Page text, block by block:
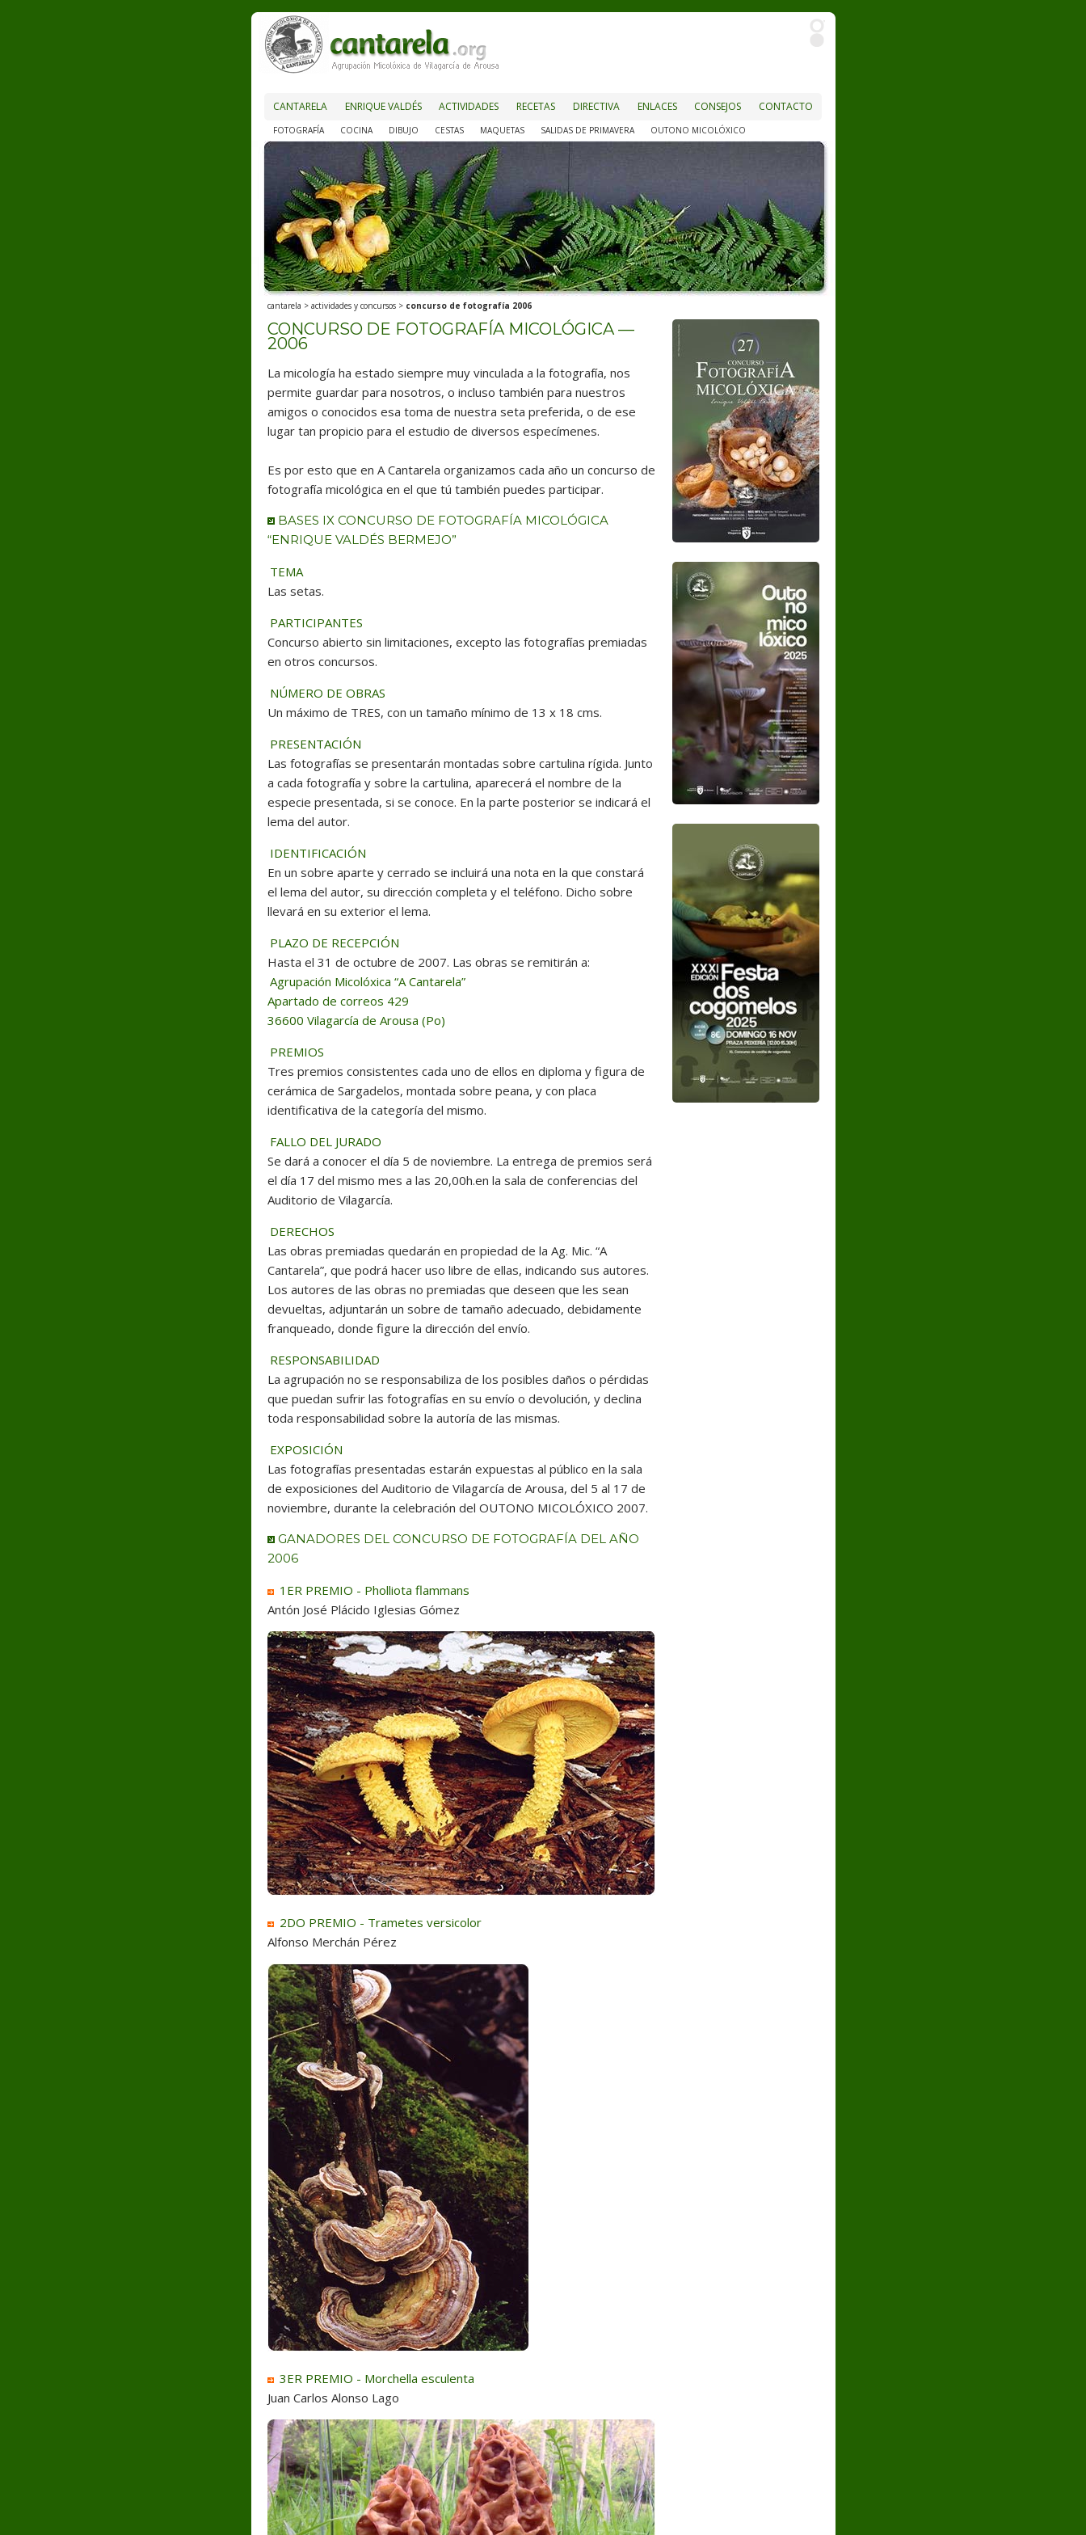
CANTARELA ENRIQUE VALDÉS ACTIVIDADES RECETAS DIRECTIVA ENLACES CONSEJOS CONTACTO
FOTOGRAFÍA COCINA DIBUJO CESTAS MAQUETAS SALIDAS DE PRIMAVERA OUTONO MICOLÓXICO
cantarela > actividades y concursos> concurso de fotografía 2006
CONCURSO DE FOTOGRAFÍA MICOLÓGICA —
2006
La micología ha estado siempre muy vinculada a la fotografía, nos
permite guardar para nosotros, o incluso también para nuestros
amigos o conocidos esa toma de nuestra seta preferida, o de ese
lugar tan propicio para el estudio de diversos especímenes.
Es por esto que en A Cantarela organizamos cada año un concurso de
fotografía micológica en el que tú también puedes participar.
BASES IX CONCURSO DE FOTOGRAFÍA MICOLÓGICA
“ENRIQUE VALDÉS BERMEJO”
TEMA
Las setas.
PARTICIPANTES
Concurso abierto sin limitaciones, excepto las fotografías premiadas
en otros concursos.
NÚMERO DE OBRAS
Un máximo de TRES, con un tamaño mínimo de 13 x 18 cms.
PRESENTACIÓN
Las fotografías se presentarán montadas sobre cartulina rígida. Junto
a cada fotografía y sobre la cartulina, aparecerá el nombre de la
especie presentada, si se conoce. En la parte posterior se indicará el
lema del autor.
IDENTIFICACIÓN
En un sobre aparte y cerrado se incluirá una nota en la que constará
el lema del autor, su dirección completa y el teléfono. Dicho sobre
llevará en su exterior el lema.
PLAZO DE RECEPCIÓN
Hasta el 31 de octubre de 2007. Las obras se remitirán a:
Agrupación Micolóxica “A Cantarela”
Apartado de correos 429
36600 Vilagarcía de Arousa (Po)
PREMIOS
Tres premios consistentes cada uno de ellos en diploma y figura de
cerámica de Sargadelos, montada sobre peana, y con placa
identificativa de la categoría del mismo.
FALLO DEL JURADO
Se dará a conocer el día 5 de noviembre. La entrega de premios será
el día 17 del mismo mes a las 20,00h.en la sala de conferencias del
Auditorio de Vilagarcía.
DERECHOS
Las obras premiadas quedarán en propiedad de la Ag. Mic. “A
Cantarela”, que podrá hacer uso libre de ellas, indicando sus autores.
Los autores de las obras no premiadas que deseen que les sean
devueltas, adjuntarán un sobre de tamaño adecuado, debidamente
franqueado, donde figure la dirección del envío.
RESPONSABILIDAD
La agrupación no se responsabiliza de los posibles daños o pérdidas
que puedan sufrir las fotografías en su envío o devolución, y declina
toda responsabilidad sobre la autoría de las mismas.
EXPOSICIÓN
Las fotografías presentadas estarán expuestas al público en la sala
de exposiciones del Auditorio de Vilagarcía de Arousa, del 5 al 17 de
noviembre, durante la celebración del OUTONO MICOLÓXICO 2007.
GANADORES DEL CONCURSO DE FOTOGRAFÍA DEL AÑO
2006
1ER PREMIO - Pholliota flammans
Antón José Plácido Iglesias Gómez
2DO PREMIO - Trametes versicolor
Alfonso Merchán Pérez
3ER PREMIO - Morchella esculenta
Juan Carlos Alonso Lago